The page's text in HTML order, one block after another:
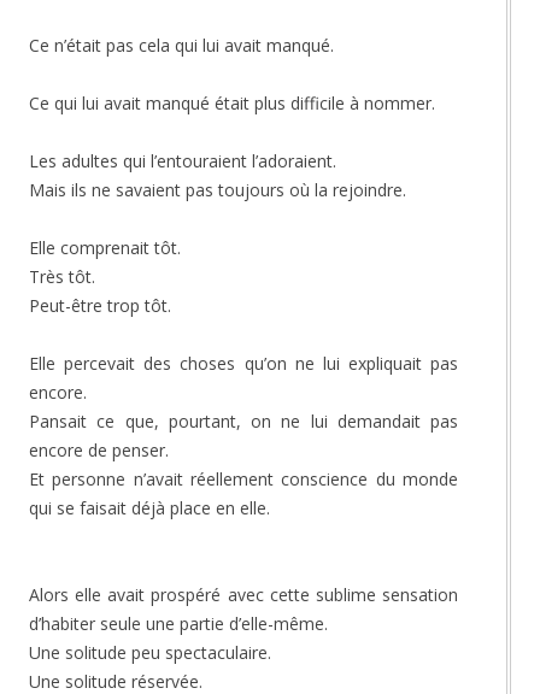
Ce n’était pas cela qui lui avait manqué.
Ce qui lui avait manqué était plus difficile à nommer.
Les adultes qui l’entouraient l’adoraient.
Mais ils ne savaient pas toujours où la rejoindre.
Elle comprenait tôt.
Très tôt.
Peut-être trop tôt.
Elle percevait des choses qu’on ne lui expliquait pas
encore.
Pansait ce que, pourtant, on ne lui demandait pas
encore de penser.
Et personne n’avait réellement conscience du monde
qui se faisait déjà place en elle.
Alors elle avait prospéré avec cette sublime sensation
d’habiter seule une partie d’elle-même.
Une solitude peu spectaculaire.
Une solitude réservée.